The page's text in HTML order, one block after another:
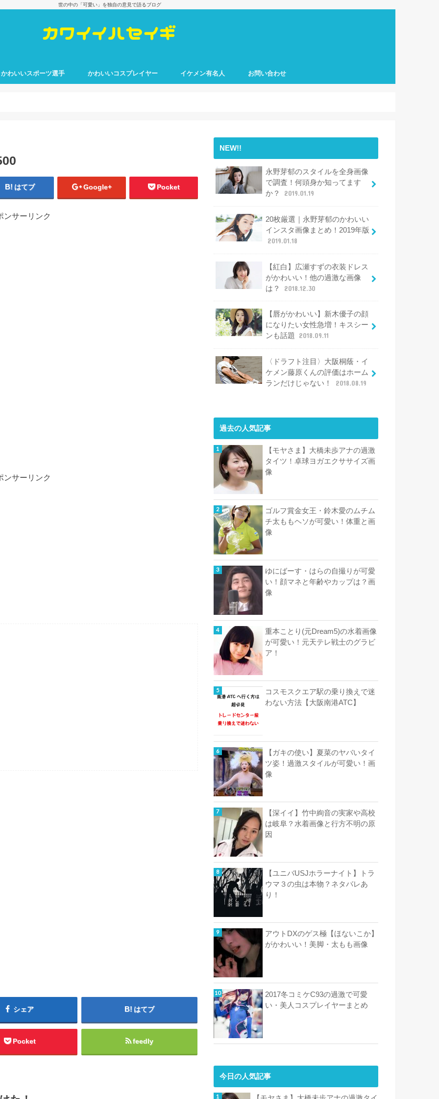
世の中の「可愛い」を独自の意見で語るブログ
かわいいスポーツ選手 かわいいコスプレイヤー イケメン有名人 お問い合わせ
はてブ Google+ Pocket
ンサーリンク
ンサーリンク
シェア はてブ
Pocket feedly
NEW!!
永野芽郁のスタイルを全身画像
で調査！何頭身か知ってます
か？
2019.01.19
20枚厳選｜永野芽郁のかわいい
インスタ画像まとめ！2019年版
2019.01.18
【紅白】広瀬すずの衣装ドレス
がかわいい！他の過激な画像
は？
2018.12.30
【唇がかわいい】新木優子の顔
になりたい女性急増！キスシー
ンも話題
2018.09.11
〈ドラフト注目〉大阪桐蔭・イ
ケメン藤原くんの評価はホーム
ランだけじゃない！
2018.08.19
過去の人気記事
【モヤさま】大橋未歩アナの過激
タイツ！卓球ヨガエクササイズ画
像
ゴルフ賞金女王・鈴木愛のムチム
チ太ももヘソが可愛い！体重と画
像
ゆにばーす・はらの自撮りが可愛
い！顔マネと年齢やカップは？画
像
重本ことり(元Dream5)の水着画像
が可愛い！元天テレ戦士のグラビ
ア！
コスモスクエア駅の乗り換えで迷
わない方法【大阪南港ATC】
【ガキの使い】夏菜のヤバいタイ
ツ姿！過激スタイルが可愛い！画
像
【深イイ】竹中絢音の実家や高校
は岐阜？水着画像と行方不明の原
因
【ユニバUSJホラーナイト】トラ
ウマ３の虫は本物？ネタバレあ
り！
アウトDXのゲス極【ほないこか】
がかわいい！美脚・太もも画像
2017冬コミケC93の過激で可愛
い・美人コスプレイヤーまとめ
今日の人気記事